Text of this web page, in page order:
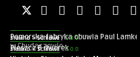
0 NAĆMIERZ
Sławno = Schlawe 0.0
Nacmierz na Pomorzu
0 PIEŃKOWO
Sławno = Schlawe 0.0
Pomorska fabryka obuwia Paul Lamke
w Chudaczewie
Sławno = Schlawe 0.0
Pieszcz B dworek
Sławno = Schlawe 0.0